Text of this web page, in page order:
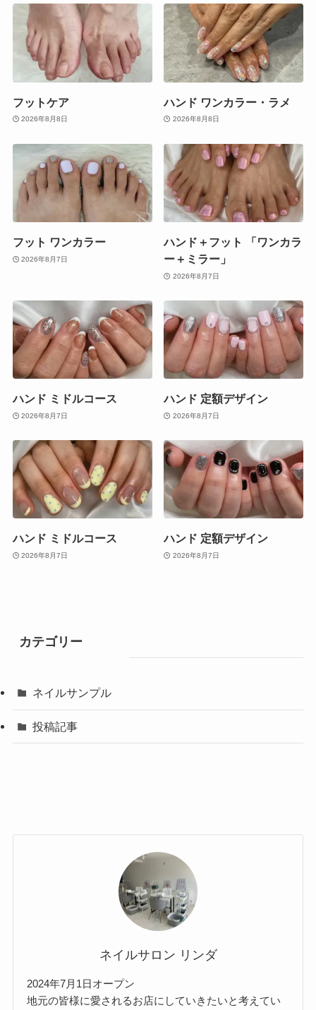
フットケア
2026年8月8日
ハンド ワンカラー・ラメ
2026年8月8日
フット ワンカラー
2026年8月7日
ハンド＋フット 「ワンカラ
ー＋ミラー」
2026年8月7日
ハンド ミドルコース
2026年8月7日
ハンド 定額デザイン
2026年8月7日
ハンド ミドルコース
2026年8月7日
ハンド 定額デザイン
2026年8月7日
カテゴリー
ネイルサンプル
投稿記事
ネイルサロン リンダ
2024年7月1日オープン
地元の皆様に愛されるお店にしていきたいと考えてい